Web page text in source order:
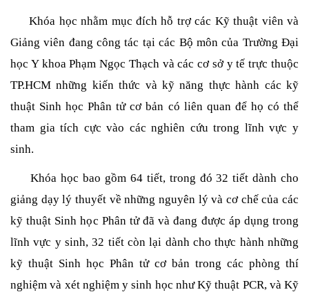
Khóa học nhằm mục đích hỗ trợ các Kỹ thuật viên và
Giảng viên đang công tác tại các Bộ môn của Trường Đại
học Y khoa Phạm Ngọc Thạch và các cơ sở y tế trực thuộc
TP.HCM những kiến thức và kỹ năng thực hành các kỹ
thuật Sinh học Phân tử cơ bản có liên quan để họ có thể
tham gia tích cực vào các nghiên cứu trong lĩnh vực y
sinh.
Khóa học bao gồm 64 tiết, trong đó 32 tiết dành cho
giảng dạy lý thuyết về những nguyên lý và cơ chế của các
kỹ thuật Sinh học Phân tử đã và đang được áp dụng trong
lĩnh vực y sinh, 32 tiết còn lại dành cho thực hành những
kỹ thuật Sinh học Phân tử cơ bản trong các phòng thí
nghiệm và xét nghiệm y sinh học như Kỹ thuật PCR, và Kỹ